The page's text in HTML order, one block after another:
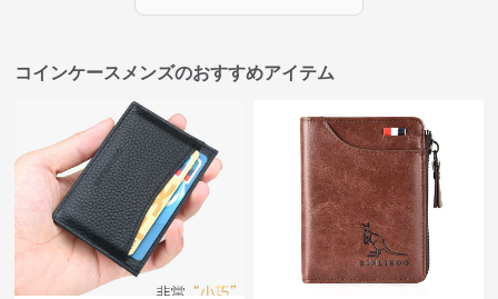
コインケースメンズのおすすめアイテム